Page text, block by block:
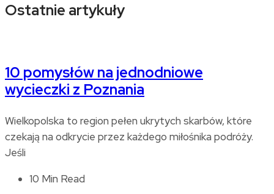
Ostatnie artykuły
10 pomysłów na jednodniowe
wycieczki z Poznania
Wielkopolska to region pełen ukrytych skarbów, które
czekają na odkrycie przez każdego miłośnika podróży.
Jeśli
10 Min Read